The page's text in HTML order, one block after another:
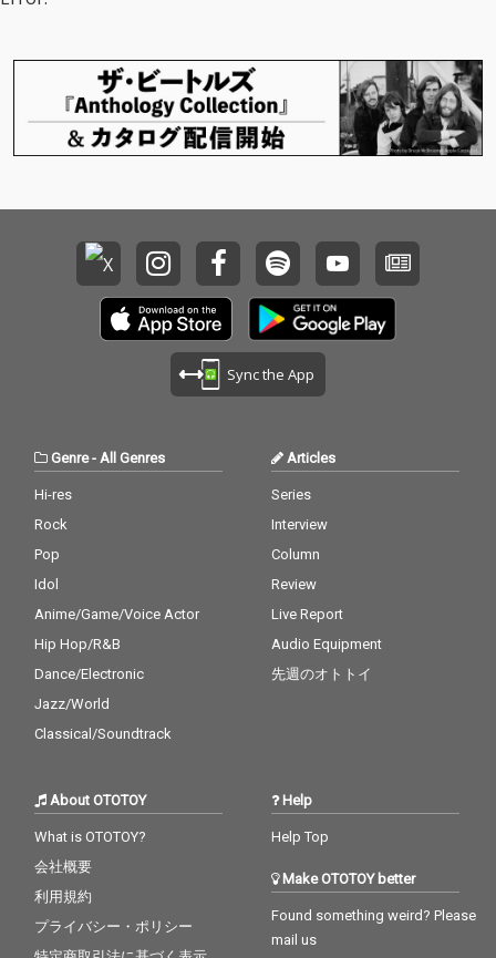
Sync the App
Genre- All Genres
Hi-res
Rock
Pop
Idol
Anime/Game/Voice Actor
Hip Hop/R&B
Dance/Electronic
Jazz/World
Classical/Soundtrack
Articles
Series
Interview
Column
Review
Live Report
Audio Equipment
先週のオトトイ
About OTOTOY
What is OTOTOY?
会社概要
利用規約
プライバシー・ポリシー
Help
Help Top
Make OTOTOY better
Found something weird? Please
mail us